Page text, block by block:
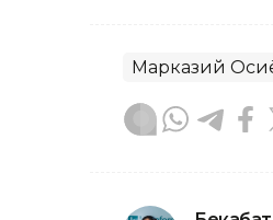
Марказий